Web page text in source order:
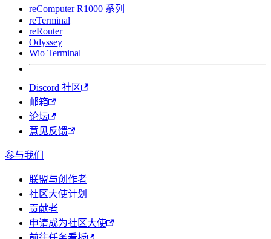
reComputer R1000 系列
reTerminal
reRouter
Odyssey
Wio Terminal
Discord 社区
邮箱
论坛
意见反馈
参与我们
联盟与创作者
社区大使计划
贡献者
申请成为社区大使